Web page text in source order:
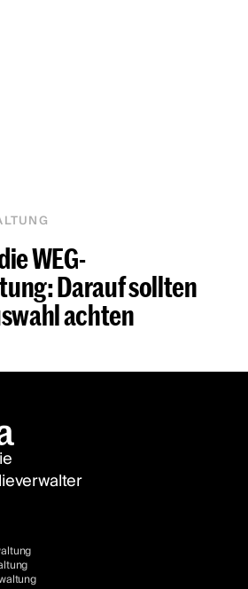
WEG-
Darauf sollten
achten